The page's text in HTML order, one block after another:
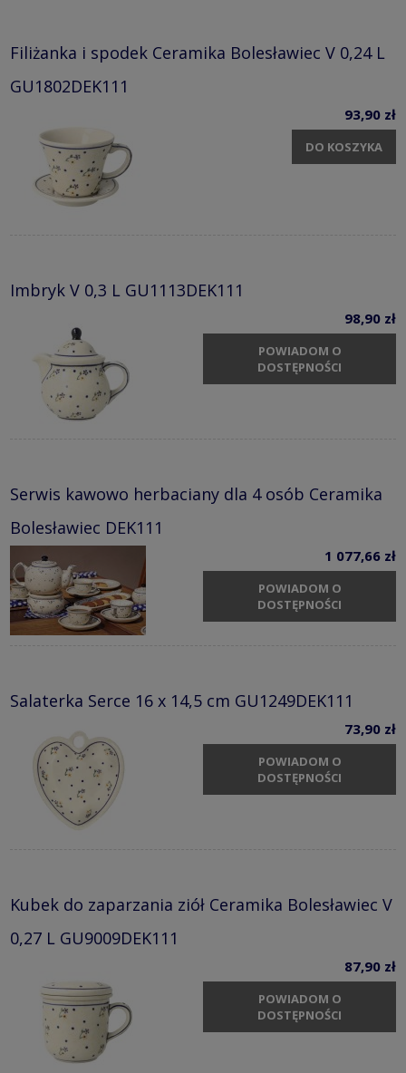
Filiżanka i spodek Ceramika Bolesławiec V 0,24 L
GU1802DEK111
93,90 zł
DO KOSZYKA
Imbryk V 0,3 L GU1113DEK111
98,90 zł
POWIADOM O
DOSTĘPNOŚCI
Serwis kawowo herbaciany dla 4 osób Ceramika
Bolesławiec DEK111
1 077,66 zł
POWIADOM O
DOSTĘPNOŚCI
Salaterka Serce 16 x 14,5 cm GU1249DEK111
73,90 zł
POWIADOM O
DOSTĘPNOŚCI
Kubek do zaparzania ziół Ceramika Bolesławiec V
0,27 L GU9009DEK111
87,90 zł
POWIADOM O
DOSTĘPNOŚCI